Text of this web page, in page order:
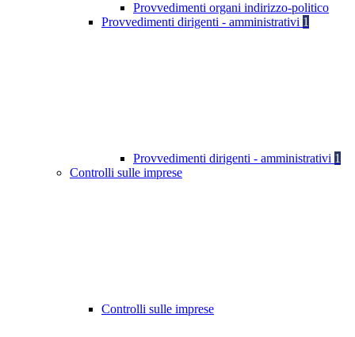
Provvedimenti organi indirizzo-politico
Provvedimenti dirigenti - amministrativi 1
Provvedimenti dirigenti - amministrativi 1
Controlli sulle imprese
Controlli sulle imprese